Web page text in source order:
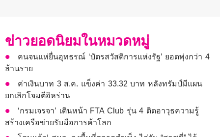
ข่าวยอดนิยมในหมวดหมู่
คนจนแห่ยื่นอุทธรณ์ ‘บัตรสวัสดิการแห่งรัฐ’ ยอดพุ่งกว่า 4
ล้านราย
ค่าเงินบาท 3 ส.ค. แข็งค่า 33.32 บาท หลังทรัมป์มีแผน
ยกเลิกโจมตีอิหร่าน
‘กรมเจรจา’ เดินหน้า FTA Club รุ่น 4 ติดอาวุธความรู้
สร้างเครือข่ายรับมือการค้าโลก